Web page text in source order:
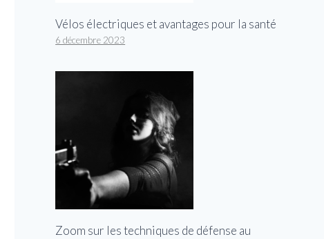
Vélos électriques et avantages pour la santé
6 décembre 2023
Zoom sur les techniques de défense au